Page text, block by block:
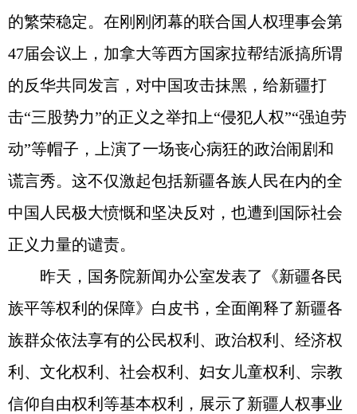
的繁荣稳定。在刚刚闭幕的联合国人权理事会第
47届会议上，加拿大等西方国家拉帮结派搞所谓
的反华共同发言，对中国攻击抹黑，给新疆打
击“三股势力”的正义之举扣上“侵犯人权”“强迫劳
动”等帽子，上演了一场丧心病狂的政治闹剧和
谎言秀。这不仅激起包括新疆各族人民在内的全
中国人民极大愤慨和坚决反对，也遭到国际社会
正义力量的谴责。
昨天，国务院新闻办公室发表了《新疆各民
族平等权利的保障》白皮书，全面阐释了新疆各
族群众依法享有的公民权利、政治权利、经济权
利、文化权利、社会权利、妇女儿童权利、宗教
信仰自由权利等基本权利，展示了新疆人权事业